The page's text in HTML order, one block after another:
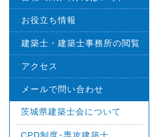
お役立ち情報
建築士・建築士事務所の閲覧
アクセス
メールで問い合わせ
茨城県建築士会について